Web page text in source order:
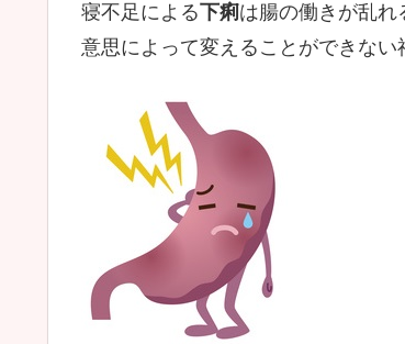
寝不足による下痢は腸の働きが乱れ
意思によって変えることができない